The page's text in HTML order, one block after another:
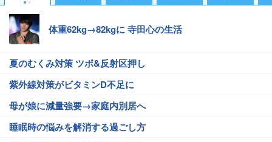
体重62kg→82kgに 寺田心の生活
夏のむくみ対策 ツボ&反射区押し
紫外線対策がビタミンD不足に
母が娘に減量強要→家庭内別居へ
睡眠時の悩みを解消する過ごし方